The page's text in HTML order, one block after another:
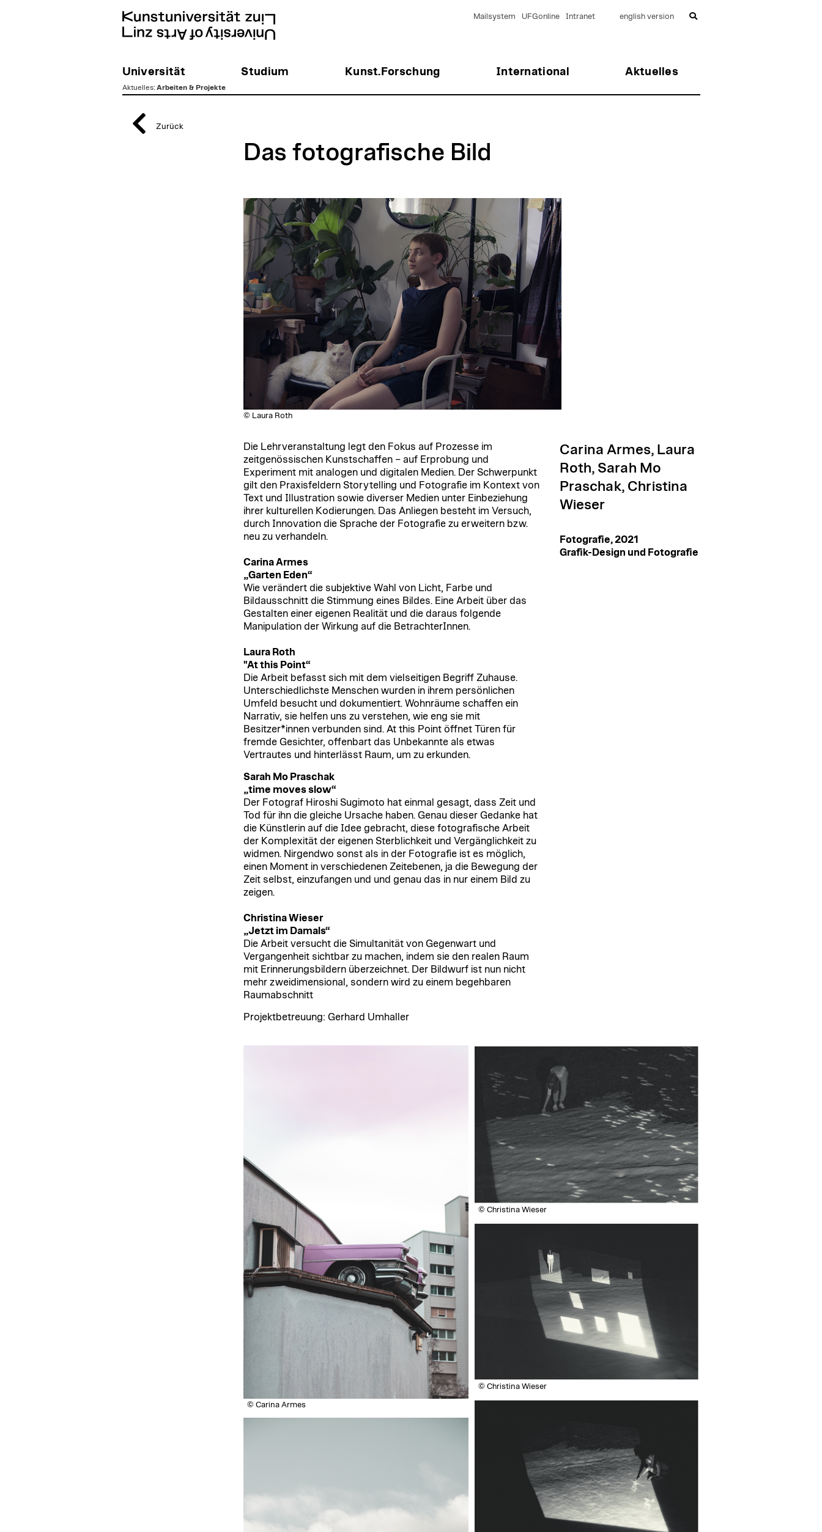
Universität Studium Kunst.Forschung International Aktuelles
Mailsystem UFGonline Intranet english version
Aktuelles: Arbeiten & Projekte
Zurück
Das fotografische Bild
© Laura Roth
Die Lehrveranstaltung legt den Fokus auf Prozesse im
zeitgenössischen Kunstschaffen – auf Erprobung und
Experiment mit analogen und digitalen Medien. Der Schwerpunkt
gilt den Praxisfeldern Storytelling und Fotografie im Kontext von
Text und Illustration sowie diverser Medien unter Einbeziehung
ihrer kulturellen Kodierungen. Das Anliegen besteht im Versuch,
durch Innovation die Sprache der Fotografie zu erweitern bzw.
neu zu verhandeln.
Carina Armes
„Garten Eden“
Wie verändert die subjektive Wahl von Licht, Farbe und
Bildausschnitt die Stimmung eines Bildes. Eine Arbeit über das
Gestalten einer eigenen Realität und die daraus folgende
Manipulation der Wirkung auf die BetrachterInnen.
Laura Roth
"At this Point“
Die Arbeit befasst sich mit dem vielseitigen Begriff Zuhause.
Unterschiedlichste Menschen wurden in ihrem persönlichen
Umfeld besucht und dokumentiert. Wohnräume schaffen ein
Narrativ, sie helfen uns zu verstehen, wie eng sie mit
Besitzer*innen verbunden sind. At this Point öffnet Türen für
fremde Gesichter, offenbart das Unbekannte als etwas
Vertrautes und hinterlässt Raum, um zu erkunden.
Sarah Mo Praschak
„time moves slow“
Der Fotograf Hiroshi Sugimoto hat einmal gesagt, dass Zeit und
Tod für ihn die gleiche Ursache haben. Genau dieser Gedanke hat
die Künstlerin auf die Idee gebracht, diese fotografische Arbeit
der Komplexität der eigenen Sterblichkeit und Vergänglichkeit zu
widmen. Nirgendwo sonst als in der Fotografie ist es möglich,
einen Moment in verschiedenen Zeitebenen, ja die Bewegung der
Zeit selbst, einzufangen und und genau das in nur einem Bild zu
zeigen.
Christina Wieser
„Jetzt im Damals“
Die Arbeit versucht die Simultanität von Gegenwart und
Vergangenheit sichtbar zu machen, indem sie den realen Raum
mit Erinnerungsbildern überzeichnet. Der Bildwurf ist nun nicht
mehr zweidimensional, sondern wird zu einem begehbaren
Raumabschnitt
Projektbetreuung: Gerhard Umhaller
Carina Armes, Laura
Roth, Sarah Mo
Praschak, Christina
Wieser
Fotografie, 2021
Grafik-Design und Fotografie
© Carina Armes
© Christina Wieser
© Christina Wieser